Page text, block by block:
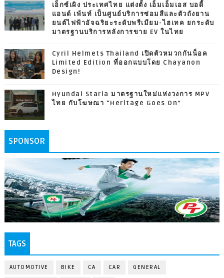
เอ็กซ์เผิง ประเทศไทย แต่งตั้ง เอ็มเอ็มเอส บอดี้
แอนด์ เพ้นท์ เป็นศูนย์บริการซ่อมสีและตัวถังยาน
ยนต์ไฟฟ้าอัจฉริยะระดับพรีเมียม-ไฮเทค ยกระดับ
มาตรฐานบริการหลังการขาย EV ในไทย
Cyril Helmets Thailand เปิดตัวหมวกกันน็อค
Limited Edition ที่ออกแบบโดย Chayanon
Design!
Hyundai Staria มาตรฐานใหม่แห่งวงการ MPV
ไทย กับโฆษณา “Heritage Goes On”
SPONSOR
TAGS
AUTOMOTIVE BIKE CA CAR GENERAL